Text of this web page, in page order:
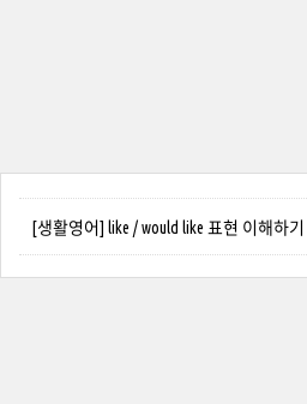
[생활영어] like / would like 표현 이해하기